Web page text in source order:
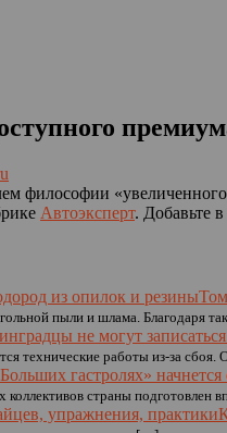
философии
Автоэксперт. Добавьте в
пыли и шлама. Благодаря
технические работы из-за
страны